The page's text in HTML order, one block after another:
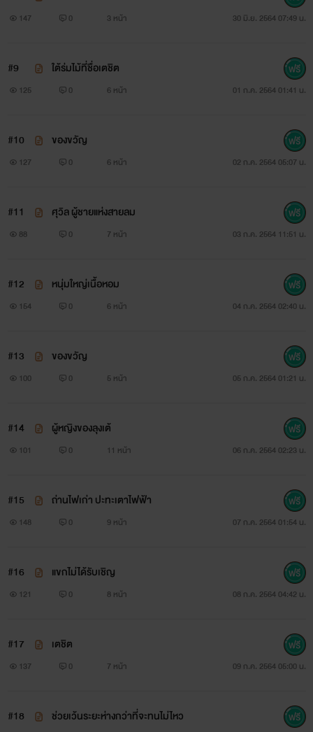
147 0 3 หน้า 30 มิ.ย. 2564 07:49 น.
#9 ใต้ร่มไม้ที่ชื่อเตชิต
125 0 6 หน้า 01 ก.ค. 2564 01:41 น.
#10 ของขวัญ
127 0 6 หน้า 02 ก.ค. 2564 05:07 น.
#11 ศุวิล ผู้ชายแห่งสายลม
88 0 7 หน้า 03 ก.ค. 2564 11:51 น.
#12 หนุ่มใหญ่เนื้อหอม
154 0 6 หน้า 04 ก.ค. 2564 02:40 น.
#13 ของขวัญ
100 0 5 หน้า 05 ก.ค. 2564 01:21 น.
#14 ผู้หญิงของลุงเต้
101 0 11 หน้า 06 ก.ค. 2564 02:23 น.
#15 ถ่านไฟเก่า ปะทะเตาไฟฟ้า
148 0 9 หน้า 07 ก.ค. 2564 01:54 น.
#16 แขกไม่ได้รับเชิญ
121 0 8 หน้า 08 ก.ค. 2564 04:42 น.
#17 เตชิต
137 0 7 หน้า 09 ก.ค. 2564 05:00 น.
#18 ช่วยเว้นระยะห่างกว่าที่จะทนไม่ไหว